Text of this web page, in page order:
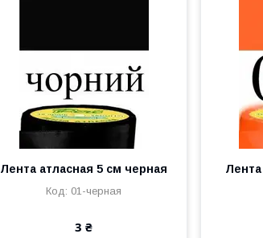
Лента атласная 5 см черная
01-черная
3 ₴